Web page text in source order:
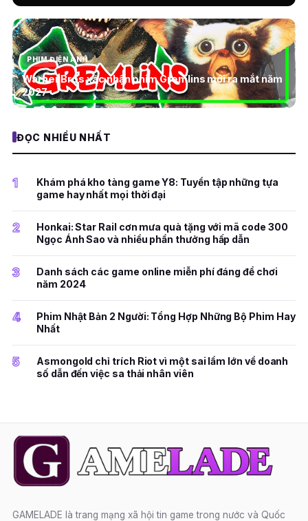
PHIM ĐIỆN ẢNH
Warner Bros xác nhận phim Gremlins mới ra mắt năm
2027
ĐỌC NHIỀU NHẤT
1
Khám phá kho tàng game Y8: Tuyển tập những tựa
game hay nhất mọi thời đại
2
Honkai: Star Rail cơn mưa quà tặng với mã code 300
Ngọc Ánh Sao và nhiều phần thưởng hấp dẫn
3
Danh sách các game online miễn phí đáng để chơi
năm 2024
4
Phim Nhật Bản 2 Người: Tổng Hợp Những Bộ Phim Hay
Nhất
5
Asmongold chỉ trích Riot vì một sai lầm lớn về doanh
số dẫn đến việc sa thải nhân viên
GAMELADE là trang mạng xã hội tin game trong nước và Quốc